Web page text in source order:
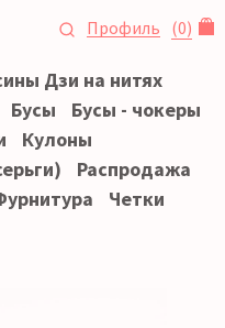
Профиль (0)
Дзи на нитях
Бусы
Бусы - чокеры
Кулоны
Распродажа
Четки